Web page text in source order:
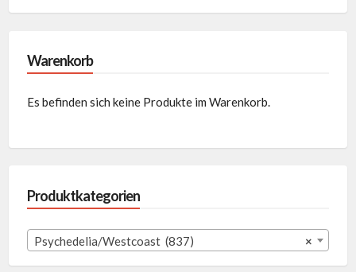
Warenkorb
Es befinden sich keine Produkte im Warenkorb.
Produktkategorien
×
Psychedelia/Westcoast (837)